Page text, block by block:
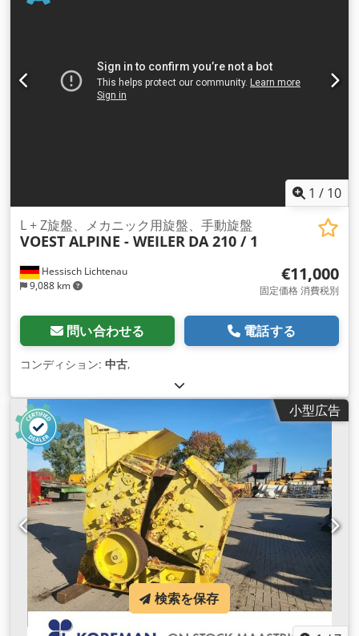
1 / 10
Hessisch Lichtenau
9,088 km
L + Z旋盤、メカニック用旋盤、手動旋盤
VOEST ALPINE - WEILER DA 210 / 1
€11,000
固定価格 消費税別
問い合わせる 電話する
コンディション: 中古,
小型広告
検索を保存